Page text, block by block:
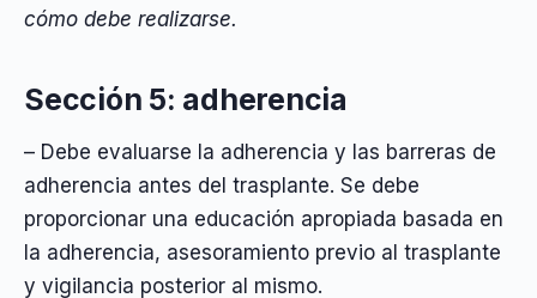
cómo debe realizarse.
Sección 5: adherencia
– Debe evaluarse la adherencia y las barreras de
adherencia antes del trasplante. Se debe
proporcionar una educación apropiada basada en
la adherencia, asesoramiento previo al trasplante
y vigilancia posterior al mismo.